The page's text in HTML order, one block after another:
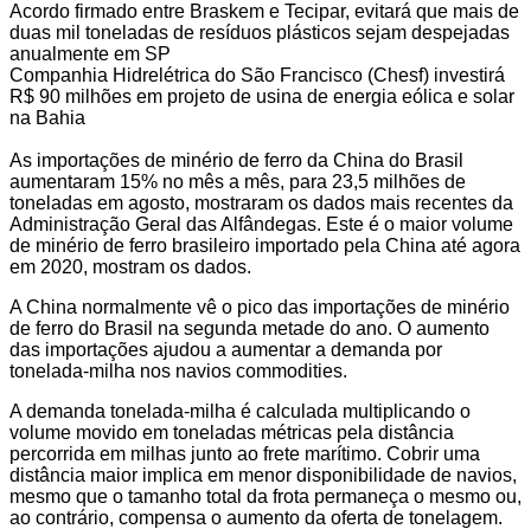
Acordo firmado entre Braskem e Tecipar, evitará que mais de
duas mil toneladas de resíduos plásticos sejam despejadas
anualmente em SP
Companhia Hidrelétrica do São Francisco (Chesf) investirá
R$ 90 milhões em projeto de usina de energia eólica e solar
na Bahia
As importações de minério de ferro da China do Brasil
aumentaram 15% no mês a mês, para 23,5 milhões de
toneladas em agosto, mostraram os dados mais recentes da
Administração Geral das Alfândegas. Este é o maior volume
de minério de ferro brasileiro importado pela China até agora
em 2020, mostram os dados.
A China normalmente vê o pico das importações de minério
de ferro do Brasil na segunda metade do ano. O aumento
das importações ajudou a aumentar a demanda por
tonelada-milha nos navios commodities.
A demanda tonelada-milha é calculada multiplicando o
volume movido em toneladas métricas pela distância
percorrida em milhas junto ao frete marítimo. Cobrir uma
distância maior implica em menor disponibilidade de navios,
mesmo que o tamanho total da frota permaneça o mesmo ou,
ao contrário, compensa o aumento da oferta de tonelagem.